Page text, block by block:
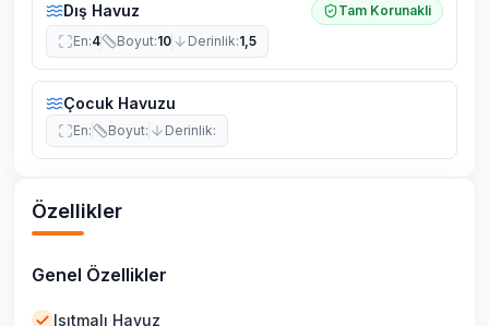
Dış Havuz
Tam Korunakli
En:4 Boyut:10 Derinlik:1,5
Çocuk Havuzu
En: Boyut: Derinlik:
Özellikler
Genel Özellikler
Isıtmalı Havuz